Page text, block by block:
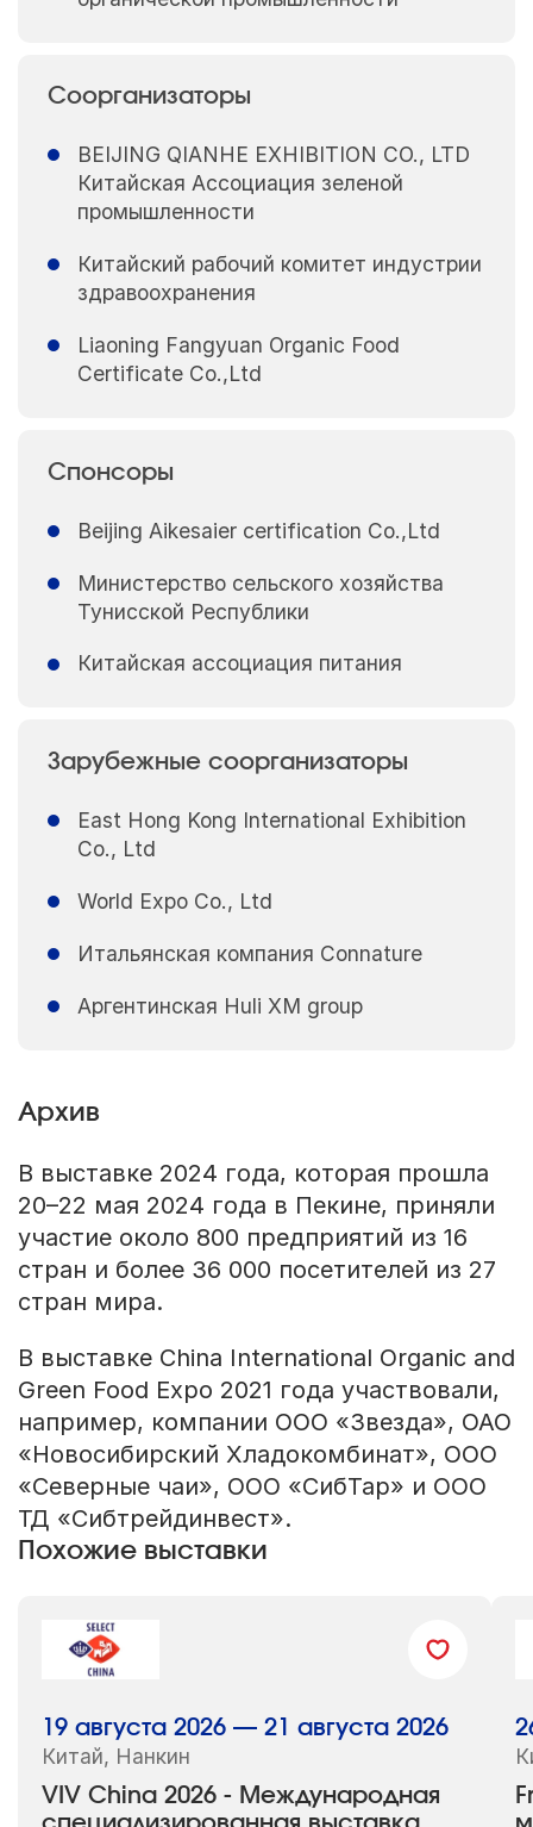
Соорганизаторы
BEIJING QIANHE EXHIBITION CO., LTD
Китайская Ассоциация зеленой
промышленности
Китайский рабочий комитет индустрии
здравоохранения
Liaoning Fangyuan Organic Food
Certificate Co.,Ltd
Спонсоры
Beijing Aikesaier certification Co.,Ltd
Министерство сельского хозяйства
Тунисской Республики
Китайская ассоциация питания
Зарубежные соорганизаторы
East Hong Kong International Exhibition
Co., Ltd
World Expo Co., Ltd
Итальянская компания Connature
Аргентинская Huli XM group
Архив
В выставке 2024 года, которая прошла
20–22 мая 2024 года в Пекине, приняли
участие около 800 предприятий из 16
стран и более 36 000 посетителей из 27
стран мира.
В выставке China International Organic and
Green Food Expo 2021 года участвовали,
например, компании OOO «Звезда», ОАО
«Новосибирский Хладокомбинат», ООО
«Северные чаи», ООО «СибТар» и ООО
ТД «Сибтрейдинвест».
Похожие выставки
VIV China 2026 - Международная
19 августа 2026 — 21 августа 2026
Китай, Нанкин